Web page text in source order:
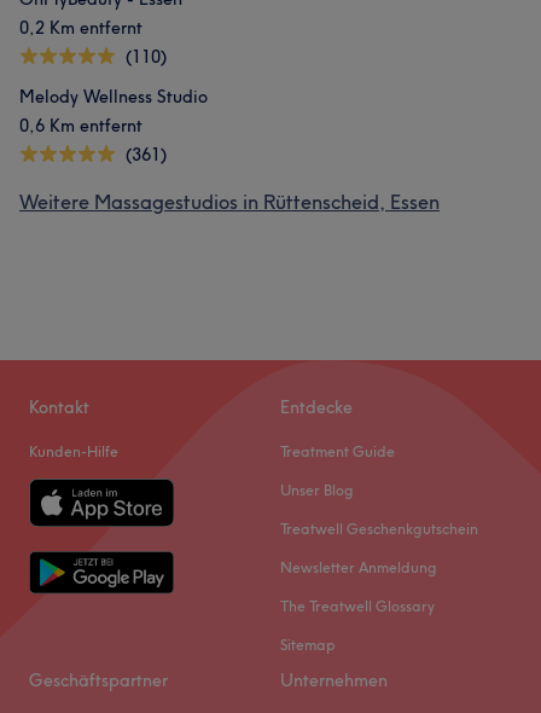
0,2 Km entfernt
(110)
Melody Wellness Studio
0,6 Km entfernt
(361)
Weitere Massagestudios in Rüttenscheid, Essen
Kontakt
Kunden-Hilfe
Entdecke
Treatment Guide
Unser Blog
Treatwell Geschenkgutschein
Newsletter Anmeldung
The Treatwell Glossary
Sitemap
Geschäftspartner Unternehmen